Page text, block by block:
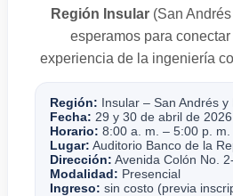
Región Insular (San
esperamos para
experiencia de la ingeniería
Región: Insular – San Andrés y
Fecha: 29 y 30 de abril de 2026
Horario: 8:00 a. m. – 5:00 p. m.
Lugar: Auditorio Banco de la
Dirección: Avenida Colón No.
Modalidad: Presencial
Ingreso: sin costo (previa